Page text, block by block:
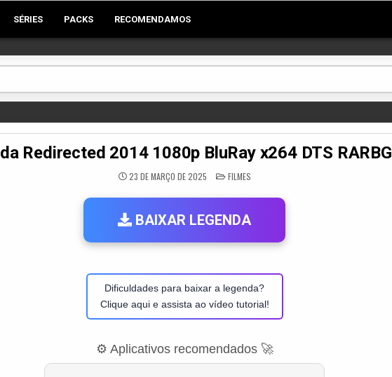
SÉRIES PACKS RECOMENDAMOS
Redirected 2014 1080p BluRay x264 DTS RARBG
23 DE MARÇO DE 2025 POSTED
IN
FILMES
BAIXAR LEGENDA
Dificuldades para baixar a legenda?
Clique aqui e assista ao vídeo tutorial!
⚙️ Aplicativos recomendados 🚀